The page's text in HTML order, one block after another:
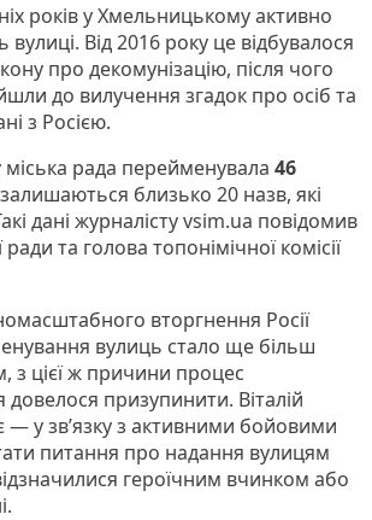
років у Хмельницькому активно
Від 2016 року це відбувалося
про декомунізацію, після чого
до вилучення згадок про осіб та
з Росією.
міська рада перейменувала 46
близько 20 назв, які
дані журналісту vsim.ua повідомив
та голова топонімічної комісії
вторгнення Росії
вулиць стало ще більш
з цієї ж причини процес
призупинити. Віталій
— у зв’язку з активними бойовими
питання про надання вулицям
героїчним вчинком або